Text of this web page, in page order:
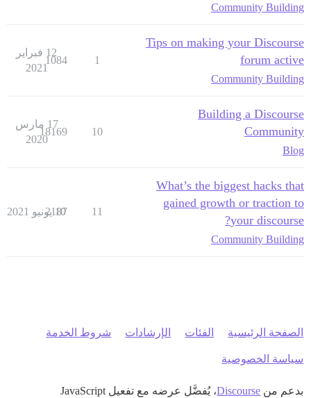
Community Building
Tips on making your Discourse
forum active
Community Building
1
1084
12 فبراير
2021
Building a Discourse
Community
Blog
10
18169
17 مارس
2020
What’s the biggest hacks that
gained growth or traction to
your discourse?
Community Building
11
2187
10 يونيو 2021
الصفحة الرئيسية الفئات الإرشادات شروط الخدمة
سياسة الخصوصية
بدعم من Discourse، يُفضَّل عرضه مع تفعيل JavaScript